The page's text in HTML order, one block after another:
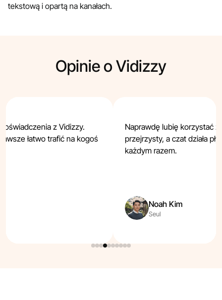
tekstową i opartą na kanałach.
Opinie o Vidizzy
z Vidizzy.
łatwo trafić na kogoś
Naprawdę lubię korzystać
przejrzysty, a czat działa
każdym razem.
Noah Kim
Seul